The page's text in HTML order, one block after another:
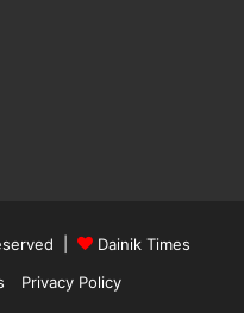
|
Dainik Times
Privacy Policy